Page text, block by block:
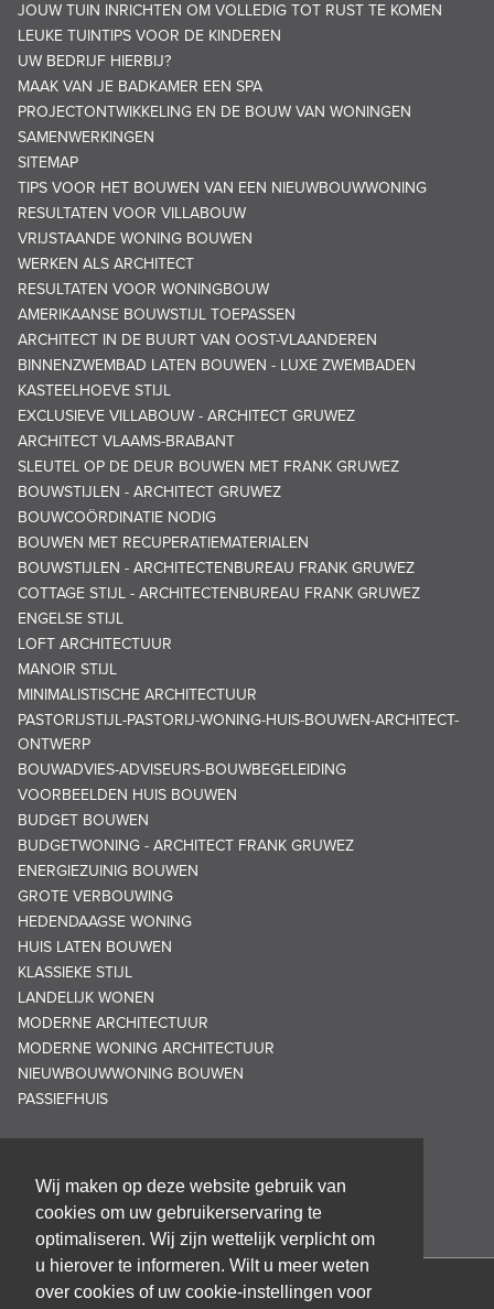
Wij maken op deze website gebruik van
cookies om uw gebruikerservaring te
optimaliseren. Wij zijn wettelijk verplicht om
u hierover te informeren. Wilt u meer weten
over cookies of uw cookie-instellingen voor
JOUW TUIN INRICHTEN OM VOLLEDIG TOT RUST TE KOMEN
LEUKE TUINTIPS VOOR DE KINDEREN
UW BEDRIJF HIERBIJ?
MAAK VAN JE BADKAMER EEN SPA
PROJECTONTWIKKELING EN DE BOUW VAN WONINGEN
SAMENWERKINGEN
SITEMAP
TIPS VOOR HET BOUWEN VAN EEN NIEUWBOUWWONING
RESULTATEN VOOR VILLABOUW
VRIJSTAANDE WONING BOUWEN
WERKEN ALS ARCHITECT
RESULTATEN VOOR WONINGBOUW
AMERIKAANSE BOUWSTIJL TOEPASSEN
ARCHITECT IN DE BUURT VAN OOST-VLAANDEREN
BINNENZWEMBAD LATEN BOUWEN - LUXE ZWEMBADEN
KASTEELHOEVE STIJL
EXCLUSIEVE VILLABOUW - ARCHITECT GRUWEZ
ARCHITECT VLAAMS-BRABANT
SLEUTEL OP DE DEUR BOUWEN MET FRANK GRUWEZ
BOUWSTIJLEN - ARCHITECT GRUWEZ
BOUWCOÖRDINATIE NODIG
BOUWEN MET RECUPERATIEMATERIALEN
BOUWSTIJLEN - ARCHITECTENBUREAU FRANK GRUWEZ
COTTAGE STIJL - ARCHITECTENBUREAU FRANK GRUWEZ
ENGELSE STIJL
LOFT ARCHITECTUUR
MANOIR STIJL
MINIMALISTISCHE ARCHITECTUUR
PASTORIJSTIJL-PASTORIJ-WONING-HUIS-BOUWEN-ARCHITECT-
ONTWERP
BOUWADVIES-ADVISEURS-BOUWBEGELEIDING
VOORBEELDEN HUIS BOUWEN
BUDGET BOUWEN
BUDGETWONING - ARCHITECT FRANK GRUWEZ
ENERGIEZUINIG BOUWEN
GROTE VERBOUWING
HEDENDAAGSE WONING
HUIS LATEN BOUWEN
KLASSIEKE STIJL
LANDELIJK WONEN
MODERNE ARCHITECTUUR
MODERNE WONING ARCHITECTUUR
NIEUWBOUWWONING BOUWEN
PASSIEFHUIS
Architectenbureau Frank GRUWEZ bvba